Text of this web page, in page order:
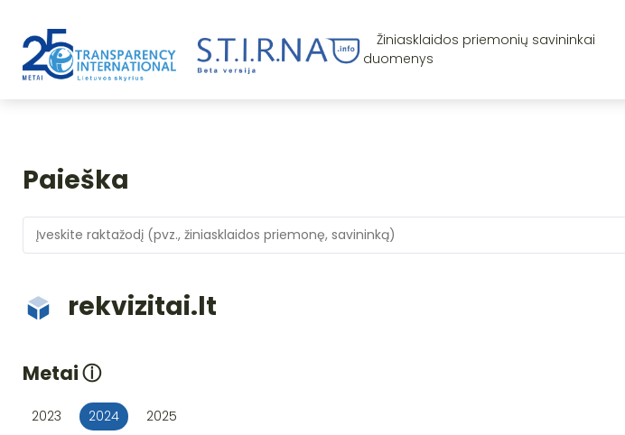
Žiniasklaidos priemonių savininkai
duomenys
Paieška
rekvizitai.lt
Metaiⓘ
2023 2024 2025